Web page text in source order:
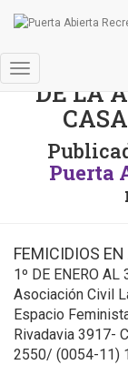
Cambiar
modo
DE LA
Puerta
FEMICIDIOS
1º DE ENERO
Asociación Civil
Espacio
Rivadavia 3917-
2550/ (0054-11)